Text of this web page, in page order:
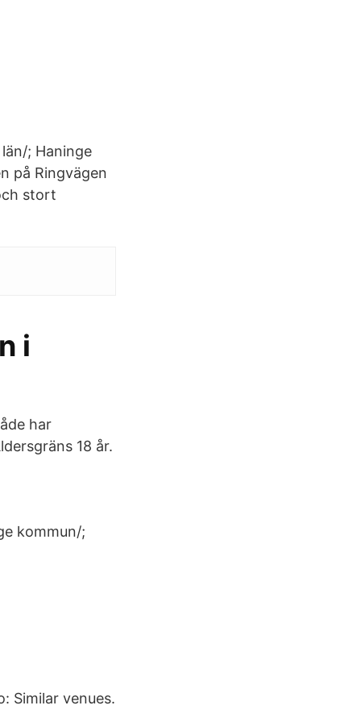
; Haninge
på Ringvägen
stort
i
har
18 år.
kommun/;
Similar venues.